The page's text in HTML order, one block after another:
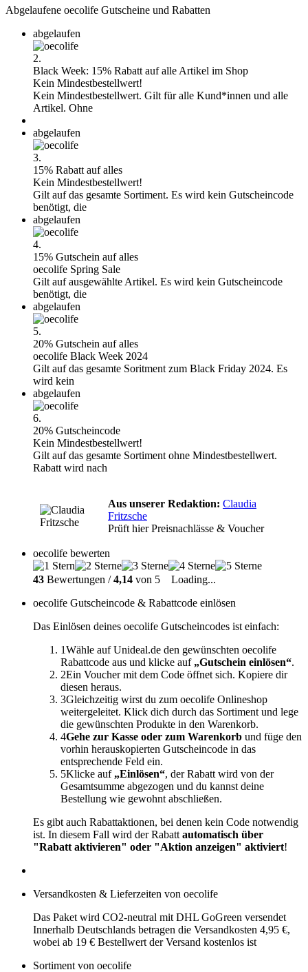
Abgelaufene oecolife Gutscheine und Rabatten
abgelaufen
2.
Black Week: 15% Rabatt auf alle Artikel im Shop
Kein Mindestbestellwert!
Kein Mindestbestellwert. Gilt für alle Kund*innen und alle
Artikel. Ohne
abgelaufen
3.
15% Rabatt auf alles
Kein Mindestbestellwert!
Gilt auf das gesamte Sortiment. Es wird kein Gutscheincode
benötigt, die
abgelaufen
4.
15% Gutschein auf alles
oecolife Spring Sale
Gilt auf ausgewählte Artikel. Es wird kein Gutscheincode
benötigt, die
abgelaufen
5.
20% Gutschein auf alles
oecolife Black Week 2024
Gilt auf das gesamte Soritment zum Black Friday 2024. Es
wird kein
abgelaufen
6.
20% Gutscheincode
Kein Mindestbestellwert!
Gilt auf das gesamte Sortiment ohne Mindestbestellwert.
Rabatt wird nach
Aus unserer Redaktion: Claudia
Fritzsche
Prüft hier Preisnachlässe & Voucher
oecolife bewerten
43 Bewertungen /4,14 von 5
Loading...
oecolife Gutscheincode & Rabattcode einlösen
Das Einlösen deines oecolife Gutscheincodes ist einfach:
1Wähle auf Unideal.de den gewünschten oecolife
Rabattcode aus und klicke auf „Gutschein einlösen“.
2Ein Voucher mit dem Code öffnet sich. Kopiere dir
diesen heraus.
3Gleichzeitig wirst du zum oecolife Onlineshop
weitergeleitet. Klick dich durch das Sortiment und lege
die gewünschten Produkte in den Warenkorb.
4Gehe zur Kasse oder zum Warenkorb und füge den
vorhin herauskopierten Gutscheincode in das
entsprechende Feld ein.
5Klicke auf „Einlösen“, der Rabatt wird von der
Gesamtsumme abgezogen und du kannst deine
Bestellung wie gewohnt abschließen.
Es gibt auch Rabattaktionen, bei denen kein Code notwendig
ist. In diesem Fall wird der Rabatt automatisch über
"Rabatt aktivieren" oder "Aktion anzeigen" aktiviert!
Versandkosten & Lieferzeiten von oecolife
Das Paket wird CO2-neutral mit DHL GoGreen versendet
Innerhalb Deutschlands betragen die Versandkosten 4,95 €,
wobei ab 19 € Bestellwert der Versand kostenlos ist
Sortiment von oecolife